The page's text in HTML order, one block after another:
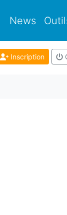
News
Inscription